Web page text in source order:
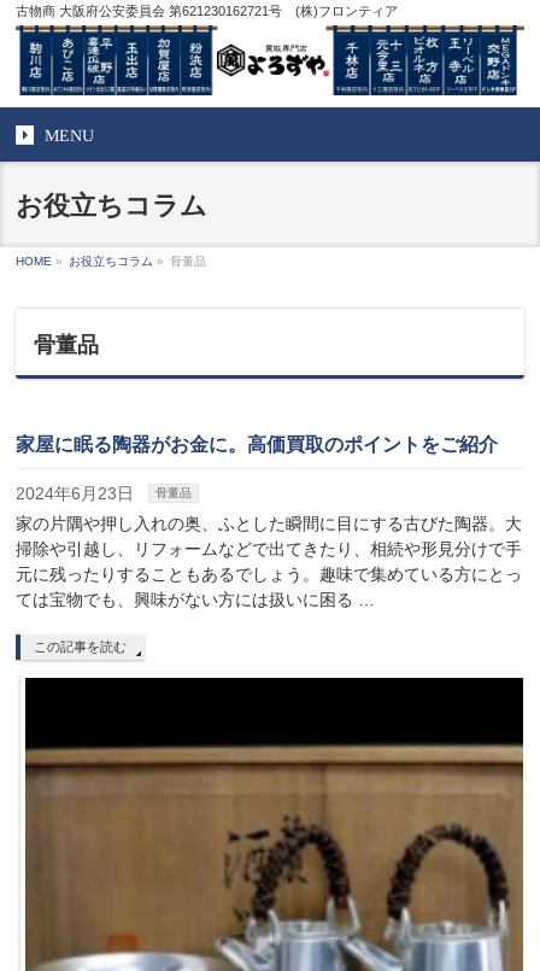
古物商 大阪府公安委員会 第621230162721号 (株)フロンティア
MENU
お役立ちコラム
HOME » お役立ちコラム » 骨董品
骨董品
家屋に眠る陶器がお金に。高価買取のポイントをご紹介
2024年6月23日 骨董品
家の片隅や押し入れの奥、ふとした瞬間に目にする古びた陶器。大
掃除や引越し、リフォームなどで出てきたり、相続や形見分けで手
元に残ったりすることもあるでしょう。趣味で集めている方にとっ
ては宝物でも、興味がない方には扱いに困る …
この記事を読む